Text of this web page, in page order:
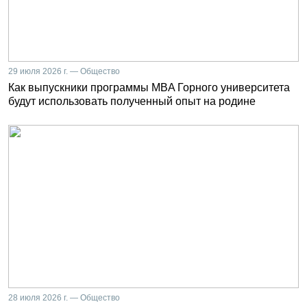
29 июля 2026 г. — Общество
Как выпускники программы MBA Горного университета
будут использовать полученный опыт на родине
28 июля 2026 г. — Общество